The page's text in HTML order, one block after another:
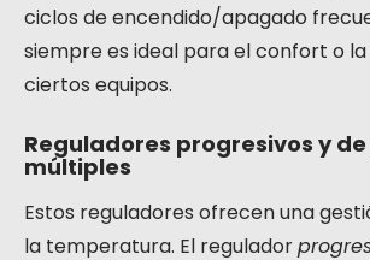
ciclos de encendido/apagado
siempre es ideal para el confort o
ciertos equipos.
Reguladores progresivos y
múltiples
Estos reguladores ofrecen una
la temperatura. El regulador